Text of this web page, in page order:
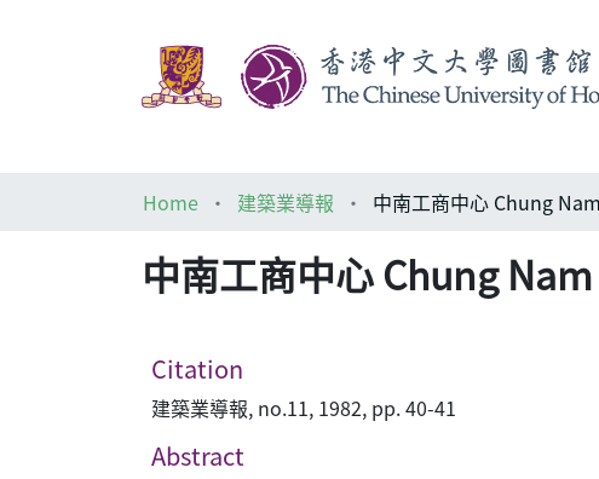
Home
建築業導報
中南工商中心 Chung
Citation
建築業導報, no.11, 1982, pp. 40-41
Abstract